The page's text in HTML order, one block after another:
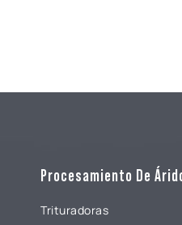
Procesamiento De
Trituradoras